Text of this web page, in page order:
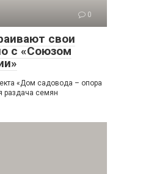
0
свои
с «Союзом
«Дом садовода – опора
раздача семян